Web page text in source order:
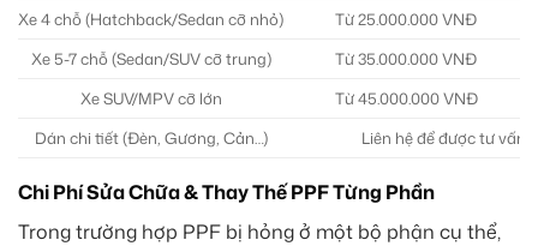
Xe 4 chỗ (Hatchback/Sedan cỡ nhỏ)
Từ 25.000.000 VNĐ
Xe 5-7 chỗ (Sedan/SUV cỡ trung)
Từ 35.000.000 VNĐ
Xe SUV/MPV cỡ lớn
Từ 45.000.000 VNĐ
Dán chi tiết (Đèn, Gương, Cản…)
Liên hệ để được tư vấn
Chi Phí Sửa Chữa & Thay Thế PPF Từng Phần
Trong trường hợp PPF bị hỏng ở một bộ phận cụ thể,